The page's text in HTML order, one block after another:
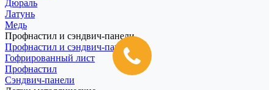
Дюраль
Латунь
Медь
Профнастил и сэндвич-панели
Профнастил и сэндвич-панели
Гофрированный лист
Профнастил
Сэндвич-панели